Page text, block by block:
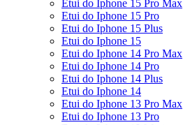
Etui do Iphone 15 Pro Max
Etui do Iphone 15 Pro
Etui do Iphone 15 Plus
Etui do Iphone 15
Etui do Iphone 14 Pro Max
Etui do Iphone 14 Pro
Etui do Iphone 14 Plus
Etui do Iphone 14
Etui do Iphone 13 Pro Max
Etui do Iphone 13 Pro